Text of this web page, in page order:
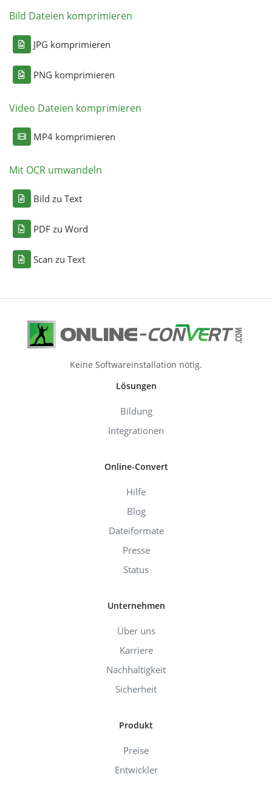
Bild Dateien komprimieren
JPG komprimieren
PNG komprimieren
Video Dateien komprimieren
MP4 komprimieren
Mit OCR umwandeln
Bild zu Text
PDF zu Word
Scan zu Text
Keine Softwareinstallation nötig.
Lösungen
Bildung
Integrationen
Online-Convert
Hilfe
Blog
Dateiformate
Presse
Status
Unternehmen
Über uns
Karriere
Nachhaltigkeit
Sicherheit
Produkt
Preise
Entwickler